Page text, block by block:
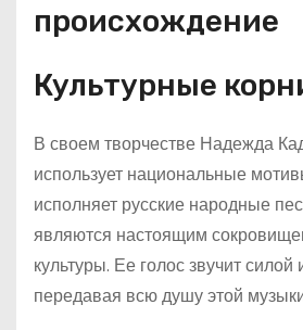
происхождение
Культурные
В своем творчестве Надежда
использует национальные
исполняет русские народные
являются настоящим
культуры. Ее голос звучит силой
передавая всю душу этой